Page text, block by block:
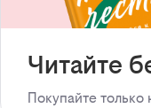
Читайте
Покупайте